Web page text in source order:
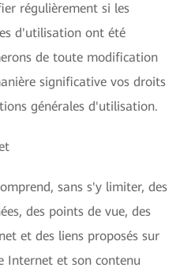
régulièrement si les
d'utilisation ont été
de toute modification
significative vos droits
générales d'utilisation.
sans s'y limiter, des
des points de vue, des
et des liens proposés sur
Internet et son contenu